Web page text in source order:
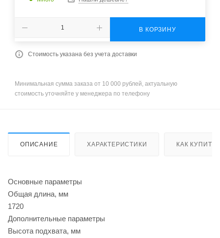
В КОРЗИНУ
Стоимость указана без учета доставки
Минимальная сумма заказа от 10 000 рублей, актуальную
стоимость уточняйте у менеджера по телефону
ОПИСАНИЕ ХАРАКТЕРИСТИКИ КАК КУПИТЬ
Основные параметры
Общая длина, мм
1720
Дополнительные параметры
Высота подхвата, мм